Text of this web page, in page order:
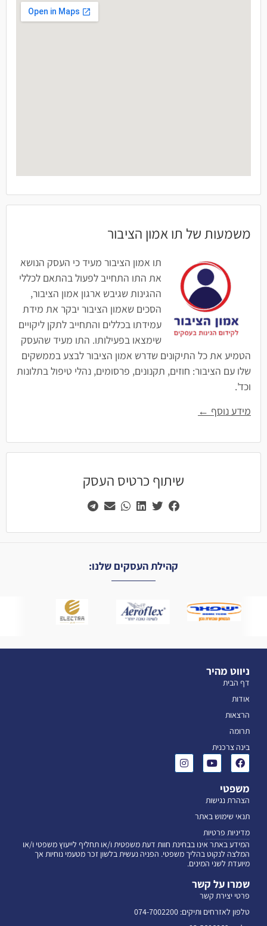
משמעות של תו אמון הציבור
תו אמון הציבור מעיד כי העסק הנושא
את התו התחייב לפעול בהתאם לכללי
ההגינות שגיבש ארגון אמון הציבור,
הסכים שאמון הציבור יבקר את מידת
עמידתו בכללים והתחייב לתקן ליקויים
שימצאו בפעילותו. התו מעיד שהעסק
הטמיע את כל התיקונים שדרש אמון הציבור לבצע בממשקים
שלו עם הציבור: חוזים, תקנונים, פרסומים, נהלי טיפול בתלונות
וכד'.
מידע נוסף ←
שיתוף כרטיס העסק
קהילת העסקים שלנו:
ניווט מהיר
דף הבית
אודות
הרצאות
תרומה
בינה צרכנית
משפטי
הצהרת נגישות
תנאי שימוש באתר
מדיניות פרטיות
המידע באתר אינו בבחינת חוות דעת משפטית ו/או תחליף לייעוץ משפטי ו/או
המלצה לנקוט בהליך משפטי. הפניה נעשית בלשון זכר מטעמי נוחיות אך
מיועדת לשני המינים.
שמרו על קשר
פרטי יצירת קשר
טלפון לאזרחים ותיקים: 074-7002200